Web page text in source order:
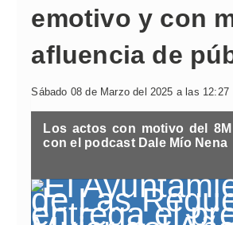
emotivo y con
afluencia de
Sábado 08 de Marzo del 2025 a las 12:27
Los actos con motivo del
con el podcast Dale Mío Nena